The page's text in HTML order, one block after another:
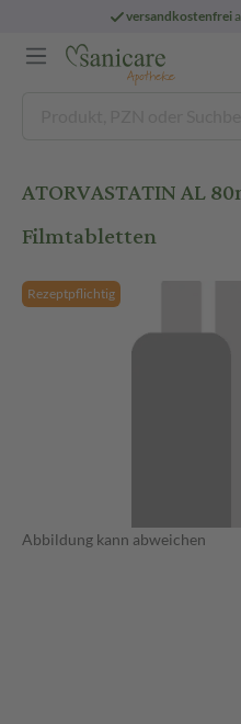
versandkostenfrei
ATORVASTATIN AL
Filmtabletten
Rezeptpflichtig
Abbildung kann abweichen